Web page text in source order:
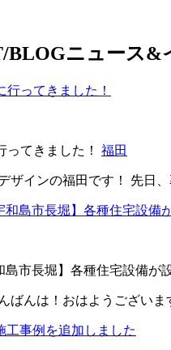
BLOGニュース&
ってきました！ 福田
ザインの福田です！ 先日
島市長堀】各種住宅設備が
ばんは！おはようござい